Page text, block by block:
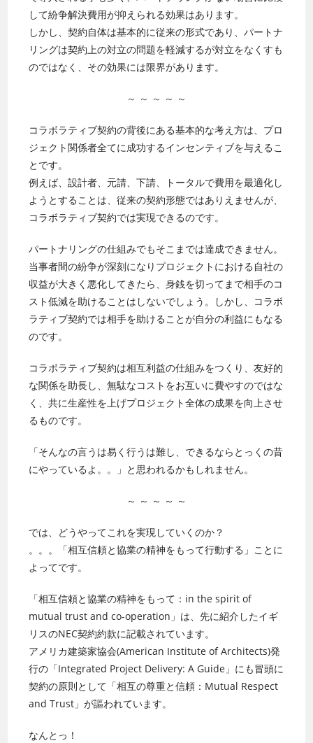
して紛争解決費用が抑えられる効果はあります。
しかし、契約自体は基本的に従来の形式であり、パートナ
リングは契約上の対立の問題を軽減するが対立をなくすも
のではなく、その効果には限界があります。
～ ～ ～ ～ ～
コラボラティブ契約の背後にある基本的な考え方は、プロ
ジェクト関係者全てに成功するインセンティブを与えるこ
とです。
例えば、設計者、元請、下請、トータルで費用を最適化し
ようとすることは、従来の契約形態ではありえませんが、
コラボラティブ契約では実現できるのです。
パートナリングの仕組みでもそこまでは達成できません。
当事者間の紛争が深刻になりプロジェクトにおける自社の
収益が大きく悪化してきたら、身銭を切ってまで相手のコ
スト低減を助けることはしないでしょう。しかし、コラボ
ラティブ契約では相手を助けることが自分の利益にもなる
のです。
コラボラティブ契約は相互利益の仕組みをつくり、友好的
な関係を助長し、無駄なコストをお互いに費やすのではな
く、共に生産性を上げプロジェクト全体の成果を向上させ
るものです。
「そんなの言うは易く行うは難し、できるならとっくの昔
にやっているよ。。」と思われるかもしれません。
～ ～ ～ ～ ～
では、どうやってこれを実現していくのか？
。。。「相互信頼と協業の精神をもって行動する」ことに
よってです。
「相互信頼と協業の精神をもって：in the spirit of
mutual trust and co-operation」は、先に紹介したイギ
リスのNEC契約約款に記載されています。
アメリカ建築家協会(American Institute of Architects)発
行の「Integrated Project Delivery: A Guide」にも冒頭に
契約の原則として「相互の尊重と信頼：Mutual Respect
and Trust」が謳われています。
なんとっ！